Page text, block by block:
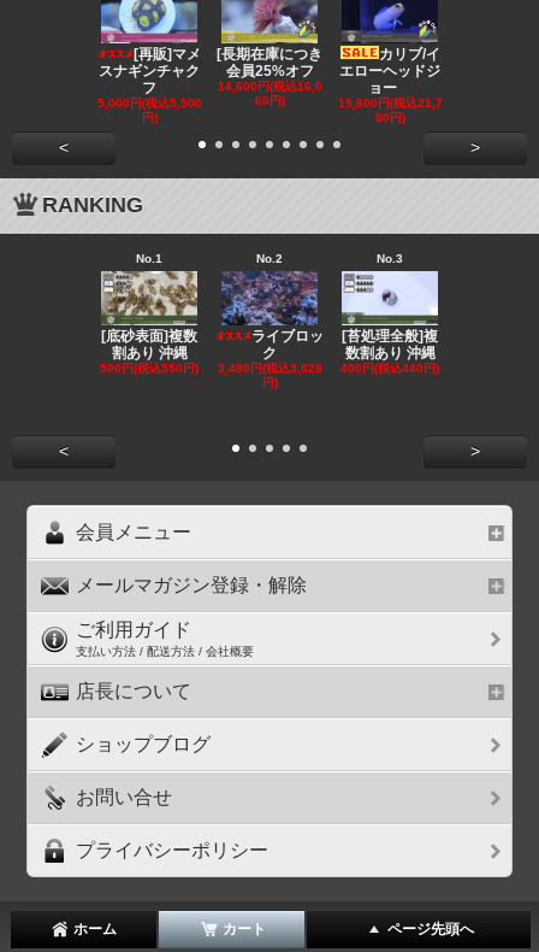
[再販]マメ
スナギンチャク
フ
5,000円(税込5,500
円)
[長期在庫につき
会員25%オフ
14,600円(税込16,0
60円)
カリブ/イ
エローヘッドジ
ョー
19,800円(税込21,7
80円)
< >
RANKING
No.1
[底砂表面]複数
割あり 沖縄
500円(税込550円)
No.2
ライブロッ
ク
3,480円(税込3,828
円)
No.3
[苔処理全般]複
数割あり 沖縄
400円(税込440円)
< >
会員メニュー
メールマガジン登録・解除
ご利用ガイド
支払い方法 / 配送方法 / 会社概要
店長について
ショップブログ
お問い合せ
プライバシーポリシー
ホーム カート ページ先頭へ